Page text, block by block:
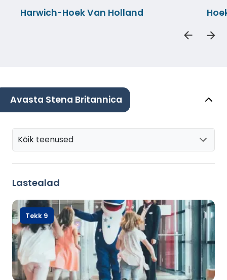
Harwich-Hoek Van Holland
Avasta Stena Britannica
Kõik teenused
Lastealad
Tekk 9